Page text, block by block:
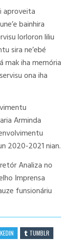
aproveita
bainhira
lorloron liliu
sira ne’ebé
mak iha memória
ona iha
Arminda
2020-2021 nian.
Analiza no
Imprensa
funsionáriu
TUMBLR